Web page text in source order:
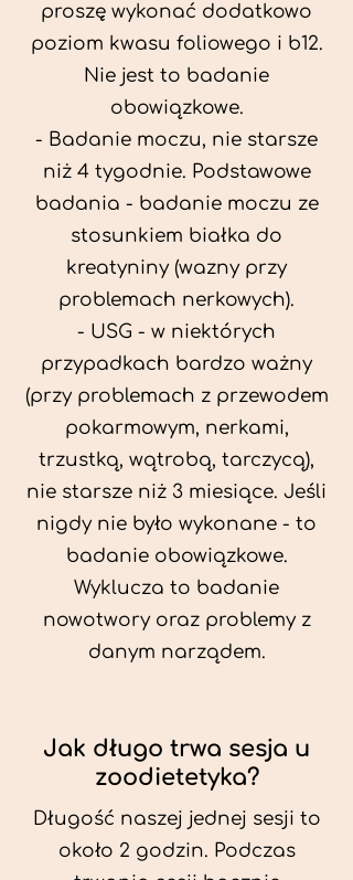
proszę wykonać dodatkowo
poziom kwasu foliowego i b12.
Nie jest to badanie
obowiązkowe.
- Badanie moczu, nie starsze
niż 4 tygodnie. Podstawowe
badania - badanie moczu ze
stosunkiem białka do
kreatyniny (wazny przy
problemach nerkowych).
- USG - w niektórych
przypadkach bardzo ważny
(przy problemach z przewodem
pokarmowym, nerkami,
trzustką, wątrobą, tarczycą),
nie starsze niż 3 miesiące. Jeśli
nigdy nie było wykonane - to
badanie obowiązkowe.
Wyklucza to badanie
nowotwory oraz problemy z
danym narządem.
Jak długo trwa sesja u
zoodietetyka?
Długość naszej jednej sesji to
około 2 godzin. Podczas